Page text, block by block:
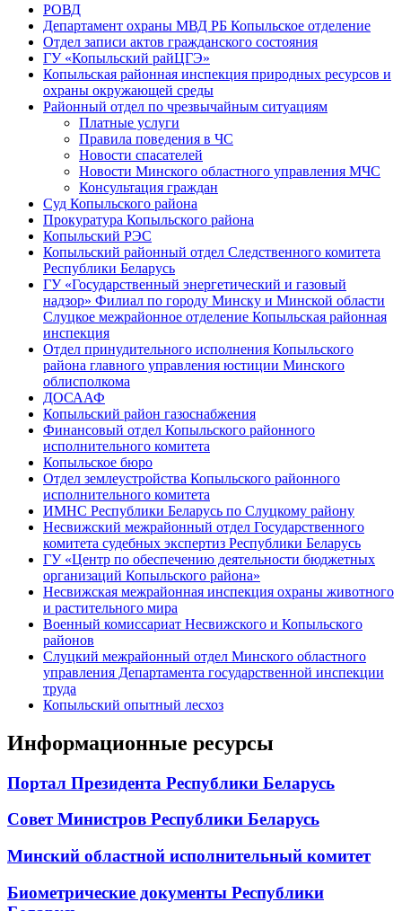
РОВД
Департамент охраны МВД РБ Копыльское отделение
Отдел записи актов гражданского состояния
ГУ «Копыльский райЦГЭ»
Копыльская районная инспекция природных ресурсов и
охраны окружающей среды
Районный отдел по чрезвычайным ситуациям
Платные услуги
Правила поведения в ЧС
Новости спасателей
Новости Минского областного управления МЧС
Консультация граждан
Суд Копыльского района
Прокуратура Копыльского района
Копыльский РЭС
Копыльский районный отдел Следственного комитета
Республики Беларусь
ГУ «Государственный энергетический и газовый
надзор» Филиал по городу Минску и Минской области
Слуцкое межрайонное отделение Копыльская районная
инспекция
Отдел принудительного исполнения Копыльского
района главного управления юстиции Минского
облисполкома
ДОСААФ
Копыльский район газоснабжения
Финансовый отдел Копыльского районного
исполнительного комитета
Копыльское бюро
Отдел землеустройства Копыльского районного
исполнительного комитета
ИМНС Республики Беларусь по Слуцкому району
Несвижский межрайонный отдел Государственного
комитета судебных экспертиз Республики Беларусь
ГУ «Центр по обеспечению деятельности бюджетных
организаций Копыльского района»
Несвижская межрайонная инспекция охраны животного
и растительного мира
Военный комиссариат Несвижского и Копыльского
районов
Слуцкий межрайонный отдел Минского областного
управления Департамента государственной инспекции
труда
Копыльский опытный лесхоз
Информационные ресурсы
Портал Президента Республики Беларусь
Совет Министров Республики Беларусь
Минский областной исполнительный комитет
Биометрические документы Республики